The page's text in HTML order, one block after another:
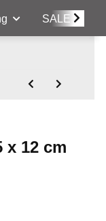
SALE
x 12 cm